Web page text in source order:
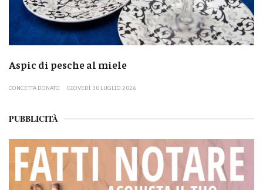
Aspic di pesche al miele
CONCETTA DONATO GIOVEDÌ 30 LUGLIO 2026
PUBBLICITÀ